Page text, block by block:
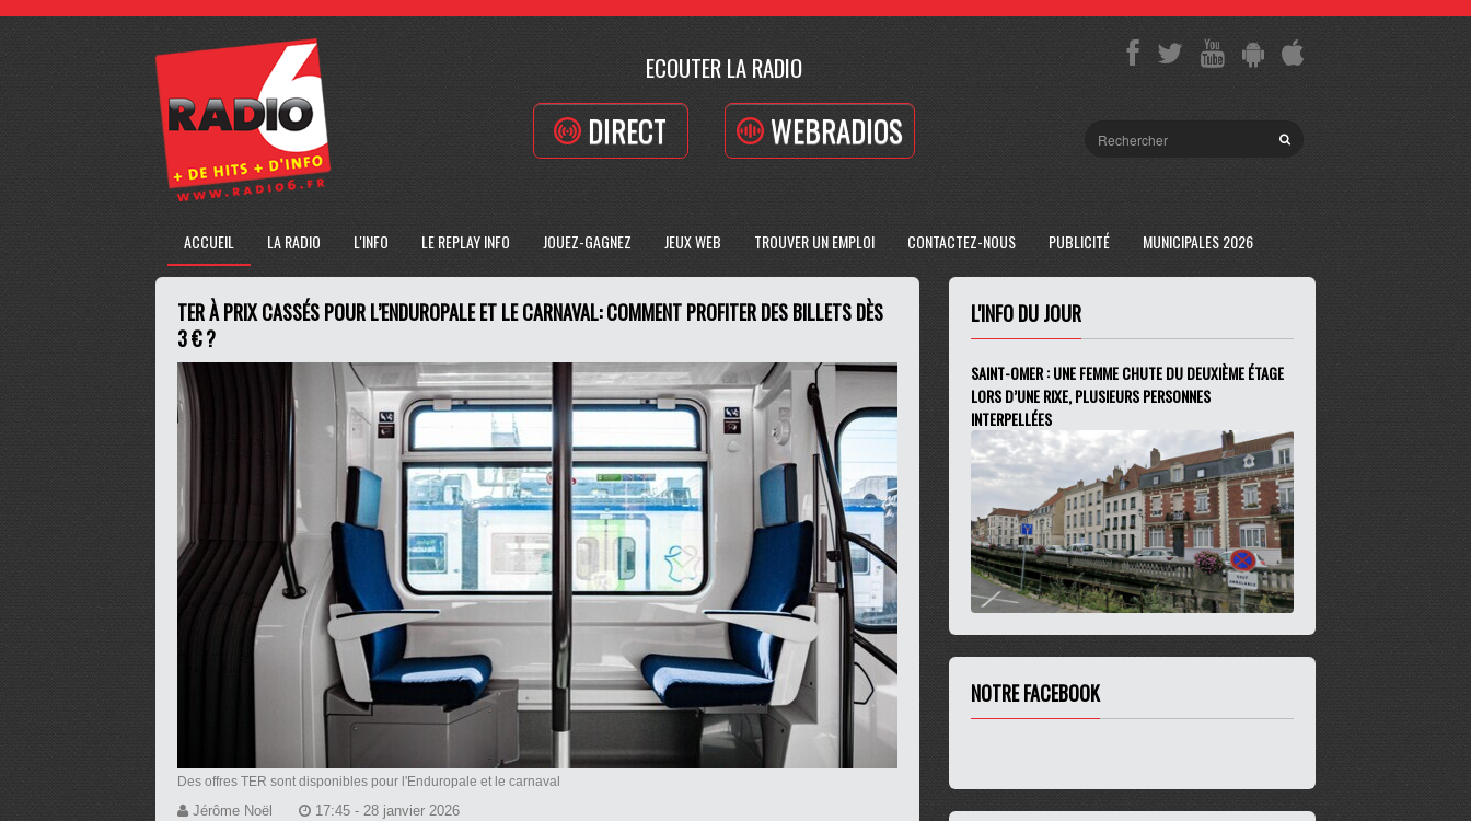
ECOUTER LA RADIO
DIRECT WEBRADIOS
ACCUEIL LA RADIO L'INFO LE REPLAY INFO JOUEZ-GAGNEZ JEUX WEB TROUVER UN EMPLOI CONTACTEZ-NOUS PUBLICITÉ MUNICIPALES 2026
TER À PRIX CASSÉS POUR L’ENDUROPALE ET LE CARNAVAL: COMMENT PROFITER DES BILLETS DÈS
3 € ?
Des offres TER sont disponibles pour l'Enduropale et le carnaval
Jérôme Noël 17:45 - 28 janvier 2026
L'INFO DU JOUR
SAINT-OMER : UNE FEMME CHUTE DU DEUXIÈME ÉTAGE
LORS D’UNE RIXE, PLUSIEURS PERSONNES
INTERPELLÉES
NOTRE FACEBOOK